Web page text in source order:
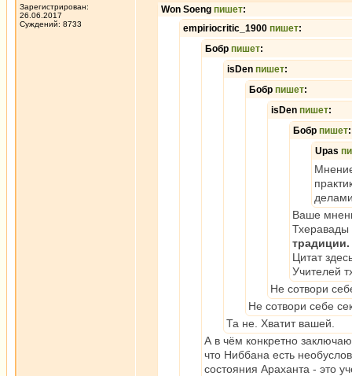
Зарегистрирован:
26.06.2017
Суждений: 8733
Won Soeng пишет:
empiriocritic_1900 пишет:
Бобр пишет:
isDen пишет:
Бобр пишет:
isDen пишет:
Бобр пишет:
Upas
Ваше
традиции.
Цитат
Учителей
Не сотвори
Не сотвори себе
Та не. Хватит вашей.
А в чём конкретно
что Ниббана есть
состояния Араханта - это